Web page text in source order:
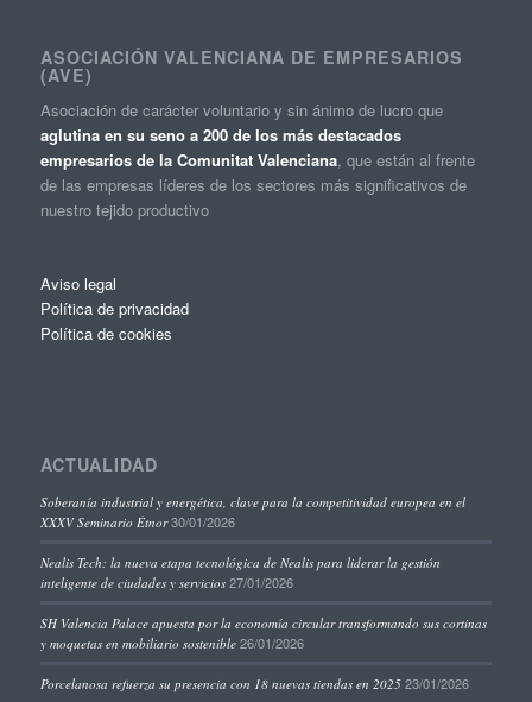
ASOCIACIÓN VALENCIANA DE EMPRESARIOS
(AVE)
Asociación de carácter voluntario y sin ánimo de lucro que
aglutina en su seno a 200 de los más destacados
empresarios de la Comunitat Valenciana, que están al frente
de las empresas líderes de los sectores más significativos de
nuestro tejido productivo
Aviso legal
Política de privacidad
Política de cookies
ACTUALIDAD
Soberanía industrial y energética, clave para la competitividad europea en el
XXXV Seminario Étnor 30/01/2026
Nealis Tech: la nueva etapa tecnológica de Nealis para liderar la gestión
inteligente de ciudades y servicios 27/01/2026
SH Valencia Palace apuesta por la economía circular transformando sus cortinas
y moquetas en mobiliario sostenible 26/01/2026
Porcelanosa refuerza su presencia con 18 nuevas tiendas en 2025 23/01/2026